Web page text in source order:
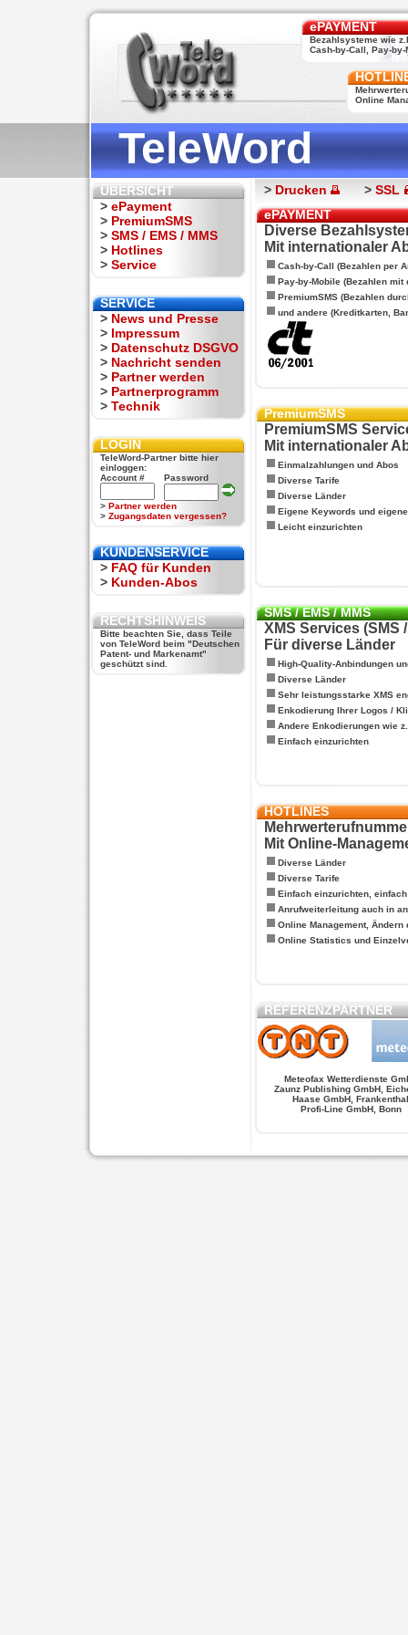
ePAYMENT
Bezahlsysteme wie
Cash-by-Call, Pay-by-
Online
TeleWord
ÜBERSICHT
> ePayment
> PremiumSMS
> SMS / EMS / MMS
> Hotlines
> Service
SERVICE
> News und Presse
> Impressum
> Datenschutz DSGVO
> Nachricht senden
> Partner werden
> Partnerprogramm
> Technik
LOGIN
TeleWord-Partner bitte hier
einloggen:
Account #
Password
> Partner werden
> Zugangsdaten vergessen?
KUNDENSERVICE
> FAQ für Kunden
> Kunden-Abos
RECHTSHINWEIS
Bitte beachten Sie, dass Teile
von TeleWord beim "Deutschen
Patent- und Markenamt"
geschützt sind.
> Drucken > SSL
ePAYMENT
Diverse
Mit internationaler
Cash-by-Call (Bezahlen per
Pay-by-Mobile (Bezahlen mit
PremiumSMS (Bezahlen
und andere (Kreditkarten,
PremiumSMS
PremiumSMS
Mit internationaler
Einmalzahlungen und Abos
Diverse Tarife
Diverse Länder
Eigene Keywords und
Leicht einzurichten
SMS / EMS / MMS
XMS Services (SMS
Für diverse Länder
High-Quality-Anbindungen
Diverse Länder
Sehr leistungsstarke XMS
Enkodierung Ihrer Logos /
Andere Enkodierungen wie
Einfach einzurichten
HOTLINES
Mit Online-
Diverse Länder
Diverse Tarife
Einfach einzurichten,
Anrufweiterleitung auch in
Online Management, Ändern
Online Statistics und
REFERENZPARTNER
Meteofax Wetterdienste
Zaunz Publishing GmbH,
Haase GmbH, Frankenthal
Profi-Line GmbH, Bonn